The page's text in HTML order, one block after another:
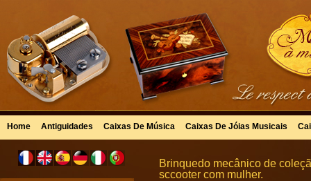
Home Antiguidades Caixas De Música Caixas De Jóias Musicais
Brinquedo mecânico de
sccooter com mulher.